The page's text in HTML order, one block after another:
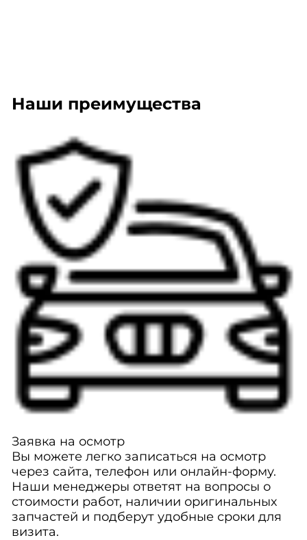
Наши преимущества
Заявка на осмотр
Вы можете легко записаться на осмотр
через сайта, телефон или онлайн-форму.
Наши менеджеры ответят на вопросы о
стоимости работ, наличии оригинальных
запчастей и подберут удобные сроки для
визита.